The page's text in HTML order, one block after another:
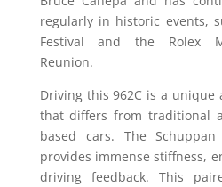
regularly in historic events,
Festival and the Rolex
Reunion.
Driving this 962C is a unique
that differs from traditional
based cars. The
provides immense stiffness,
driving feedback. This